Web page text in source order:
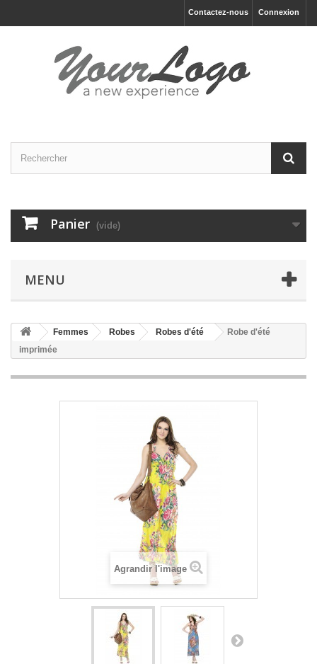
Connexion
Contactez-nous
Panier (vide)
MENU
Femmes Robes Robes d'été
Robe d'été
imprimée
Agrandir l'image